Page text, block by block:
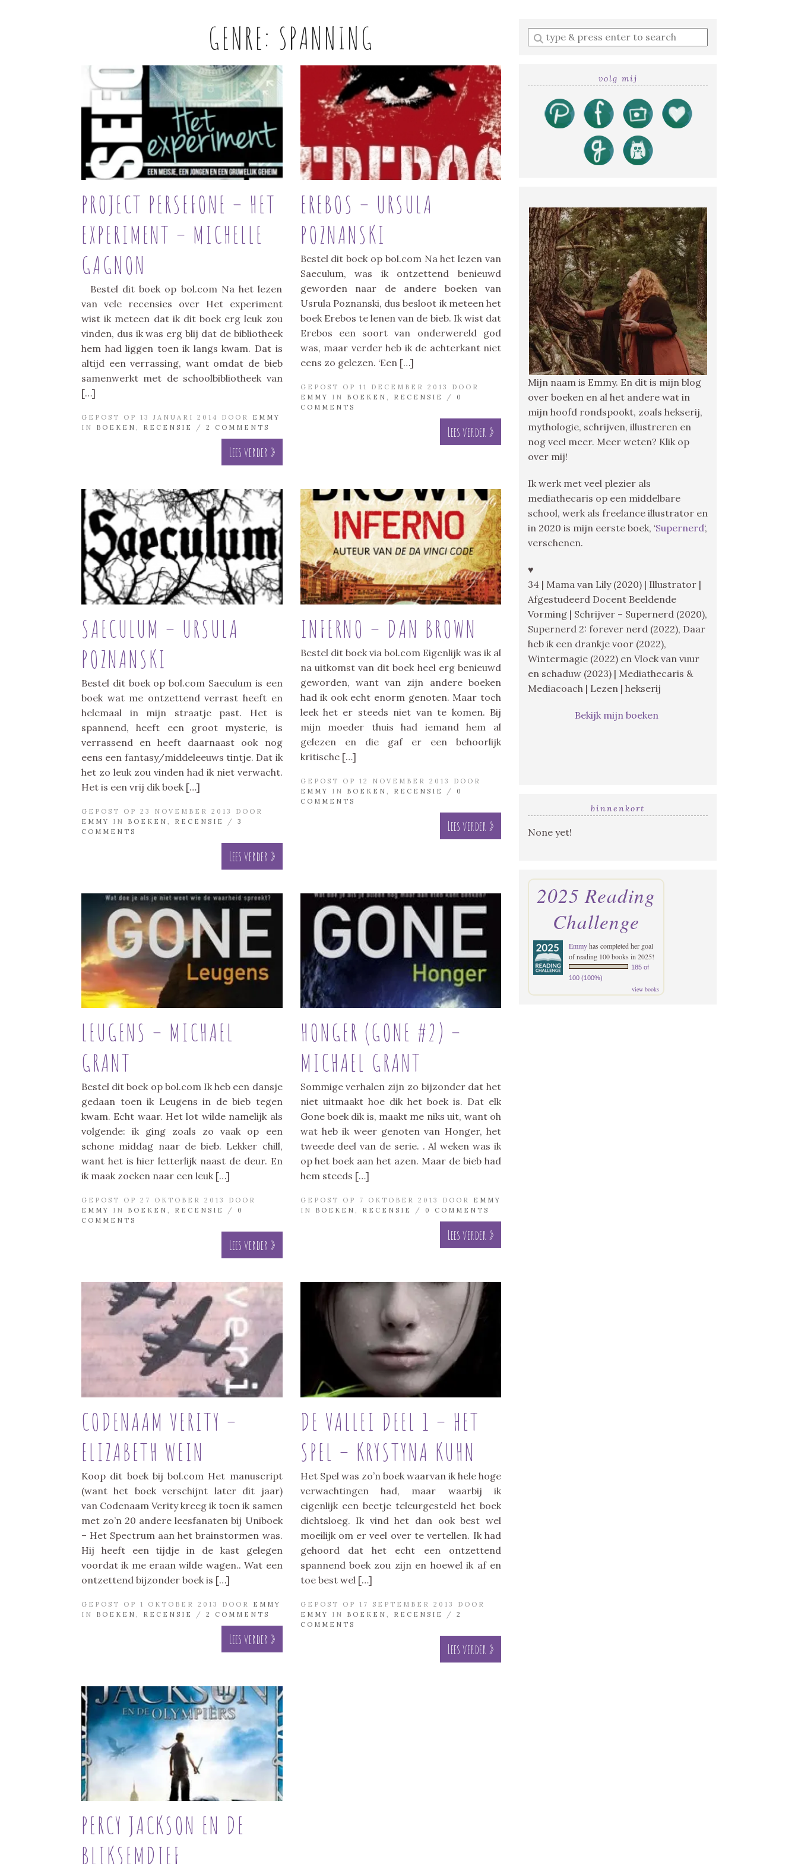
GENRE: SPANNING
PROJECT PERSEFONE – HET
EXPERIMENT – MICHELLE
GAGNON
Bestel dit boek op bol.com Na het lezen
van vele recensies over Het experiment
wist ik meteen dat ik dit boek erg leuk zou
vinden, dus ik was erg blij dat de bibliotheek
hem had liggen toen ik langs kwam. Dat is
altijd een verrassing, want omdat de bieb
samenwerkt met de schoolbibliotheek van
[…]
GEPOST OP 13 JANUARI 2014 DOOR EMMY
IN BOEKEN , RECENSIE / 2 COMMENTS
Lees verder »
EREBOS – URSULA
POZNANSKI
Bestel dit boek op bol.com Na het lezen van
Saeculum, was ik ontzettend benieuwd
geworden naar de andere boeken van
Usrula Poznanski, dus besloot ik meteen het
boek Erebos te lenen van de bieb. Ik wist dat
Erebos een soort van onderwereld god
was, maar verder heb ik de achterkant niet
eens zo gelezen. ‘Een […]
GEPOST OP 11 DECEMBER 2013 DOOR
EMMY
IN BOEKEN , RECENSIE /
0
COMMENTS
Lees verder »
SAECULUM – URSULA
POZNANSKI
Bestel dit boek op bol.com Saeculum is een
boek wat me ontzettend verrast heeft en
helemaal in mijn straatje past. Het is
spannend, heeft een groot mysterie, is
verrassend en heeft daarnaast ook nog
eens een fantasy/middeleeuws tintje. Dat ik
het zo leuk zou vinden had ik niet verwacht.
Het is een vrij dik boek […]
GEPOST OP 23 NOVEMBER 2013 DOOR
EMMY
IN BOEKEN , RECENSIE / 3
COMMENTS
Lees verder »
INFERNO – DAN BROWN
Bestel dit boek via bol.com Eigenlijk was ik al
na uitkomst van dit boek heel erg benieuwd
geworden, want van zijn andere boeken
had ik ook echt enorm genoten. Maar toch
leek het er steeds niet van te komen. Bij
mijn moeder thuis had iemand hem al
gelezen en die gaf er een behoorlijk
kritische […]
GEPOST OP 12 NOVEMBER 2013 DOOR
EMMY
IN BOEKEN , RECENSIE /
0
COMMENTS
Lees verder »
LEUGENS – MICHAEL
GRANT
Bestel dit boek op bol.com Ik heb een dansje
gedaan toen ik Leugens in de bieb tegen
kwam. Echt waar. Het lot wilde namelijk als
volgende: ik ging zoals zo vaak op een
schone middag naar de bieb. Lekker chill,
want het is hier letterlijk naast de deur. En
ik maak zoeken naar een leuk […]
GEPOST OP 27 OKTOBER 2013 DOOR
EMMY
IN BOEKEN , RECENSIE / 0
COMMENTS
Lees verder »
HONGER (GONE #2) –
MICHAEL GRANT
Sommige verhalen zijn zo bijzonder dat het
niet uitmaakt hoe dik het boek is. Dat elk
Gone boek dik is, maakt me niks uit, want oh
wat heb ik weer genoten van Honger, het
tweede deel van de serie. . Al weken was ik
op het boek aan het azen. Maar de bieb had
hem steeds […]
GEPOST OP 7 OKTOBER 2013 DOOR
EMMY
IN
BOEKEN , RECENSIE / 0 COMMENTS
Lees verder »
CODENAAM VERITY –
ELIZABETH WEIN
Koop dit boek bij bol.com Het manuscript
(want het boek verschijnt later dit jaar)
van Codenaam Verity kreeg ik toen ik samen
met zo’n 20 andere leesfanaten bij Uniboek
– Het Spectrum aan het brainstormen was.
Hij heeft een tijdje in de kast gelegen
voordat ik me eraan wilde wagen.. Wat een
ontzettend bijzonder boek is […]
GEPOST OP 1 OKTOBER 2013 DOOR EMMY
IN BOEKEN RECENSIE / 2 COMMENTS
Lees verder »
DE VALLEI DEEL 1 – HET
SPEL – KRYSTYNA KUHN
Het Spel was zo’n boek waarvan ik hele hoge
verwachtingen had, maar waarbij ik
eigenlijk een beetje teleurgesteld het boek
dichtsloeg. Ik vind het dan ook best wel
moeilijk om er veel over te vertellen. Ik had
gehoord dat het echt een ontzettend
spannend boek zou zijn en hoewel ik af en
toe best wel […]
GEPOST OP 17 SEPTEMBER 2013 DOOR
EMMY
IN BOEKEN RECENSIE / 2
COMMENTS
Lees verder »
PERCY JACKSON EN DE
BLIKSEMDIEF
Enter
a
volg mij
Mijn naam is Emmy. En dit is mijn blog
over boeken en al het andere wat in
mijn hoofd rondspookt, zoals hekserij,
mythologie, schrijven, illustreren en
nog veel meer. Meer weten? Klik op
over mij!
Ik werk met veel plezier als
mediathecaris op een middelbare
school, werk als freelance illustrator en
in 2020 is mijn eerste boek, ‘Supernerd‘,
verschenen.
♥
34 | Mama van Lily (2020) | Illustrator |
Afgestudeerd Docent Beeldende
Vorming | Schrijver – Supernerd (2020),
Supernerd 2: forever nerd (2022), Daar
heb ik een drankje voor (2022),
Wintermagie (2022) en Vloek van vuur
en schaduw (2023) | Mediathecaris &
Mediacoach | Lezen | hekserij
Bekijk mijn boeken
binnenkort
None yet!
2025 Reading
Challenge
Emmyhas completed her goal
of reading 100 books in 2025!
185 of
100 (100%)
view books